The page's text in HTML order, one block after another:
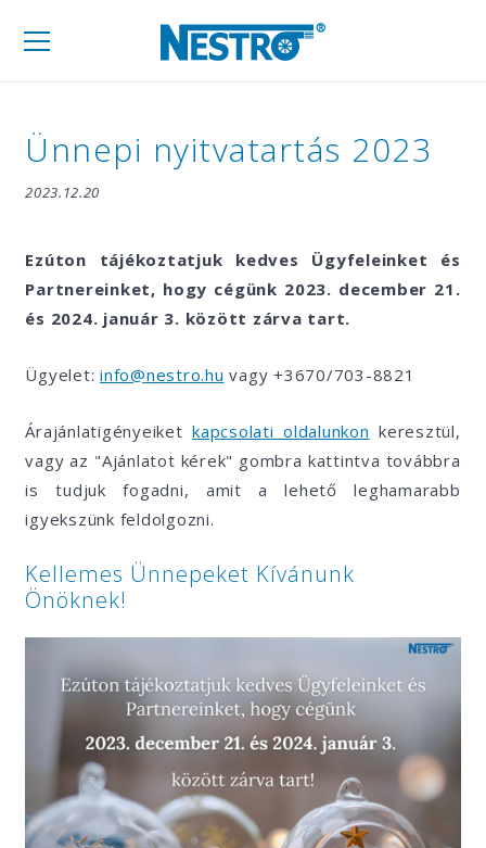
Mobil
Ünnepi nyitvatartás 2023
2023.12.20
Ezúton tájékoztatjuk kedves Ügyfeleinket és
Partnereinket, hogy cégünk 2023. december 21.
és 2024. január 3. között zárva tart.
Ügyelet:info@nestro.hu vagy +3670/703-8821
Árajánlatigényeiketkapcsolati oldalunkon keresztül,
vagy az "Ajánlatot kérek" gombra kattintva továbbra
is tudjuk fogadni, amit a lehető leghamarabb
igyekszünk feldolgozni.
Kellemes Ünnepeket Kívánunk
Önöknek!